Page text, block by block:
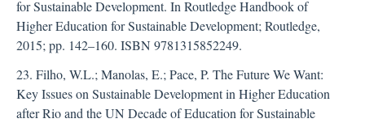
for Sustainable Development. In Routledge Handbook of
Higher Education for Sustainable Development; Routledge,
2015; pp. 142–160. ISBN 9781315852249.
23. Filho, W.L.; Manolas, E.; Pace, P. The Future We Want:
Key Issues on Sustainable Development in Higher Education
after Rio and the UN Decade of Education for Sustainable